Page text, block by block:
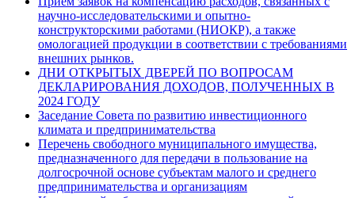
научно-исследовательскими и опытно-
конструкторскими работами (НИОКР), а также
омологацией продукции в соответствии с требованиями
внешних рынков.
ДНИ ОТКРЫТЫХ ДВЕРЕЙ ПО ВОПРОСАМ
ДЕКЛАРИРОВАНИЯ ДОХОДОВ, ПОЛУЧЕННЫХ В
2024 ГОДУ
Заседание Совета по развитию инвестиционного
климата и предпринимательства
Перечень свободного муниципального имущества,
предназначенного для передачи в пользование на
долгосрочной основе субъектам малого и среднего
предпринимательства и организациям